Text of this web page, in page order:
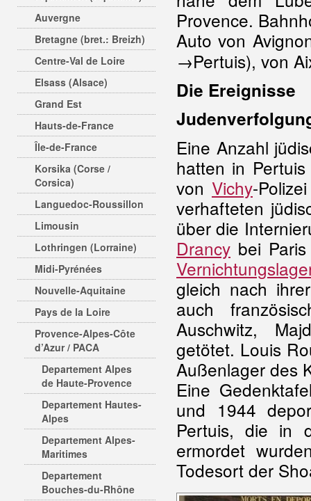
Auvergne
Bretagne (bret.: Breizh)
Centre-Val de Loire
Elsass (Alsace)
Grand Est
Hauts-de-France
Île-de-France
Korsika (Corse /
Corsica)
Languedoc-Roussillon
Limousin
Lothringen (Lorraine)
Midi-Pyrénées
Nouvelle-Aquitaine
Pays de la Loire
Provence-Alpes-Côte
d’Azur / PACA
Departement Alpes
de Haute-Provence
Departement Hautes-
Alpes
Departement Alpes-
Maritimes
Departement
Bouches-du-Rhône
Provence.
Auto von
→Pertuis), von
Die Ereignisse
Eine Anzahl
hatten in
von Vichy-
verhafteten
über die
Drancy bei
gleich nach
auch
Auschwitz,
getötet. Louis
Außenlager des
Eine
und 1944
Pertuis, die in
ermordet
Todesort der